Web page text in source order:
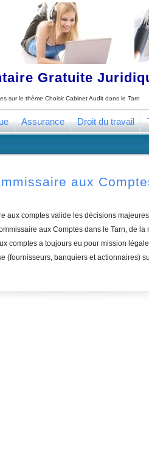
Gratuite
sur le thème Choisir Cabinet Audit dans le Tarn
Assurance Droit du travail
aux
aux comptes valide les décisions
aux Comptes dans le Tarn, de
comptes a toujours eu pour mission
(fournisseurs, banquiers et actionnaires)